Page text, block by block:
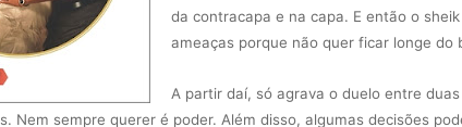
da contracapa e na capa. E então o
ameaças porque não quer ficar longe do
A partir daí, só agrava o duelo entre
Nem sempre querer é poder. Além disso, algumas decisões